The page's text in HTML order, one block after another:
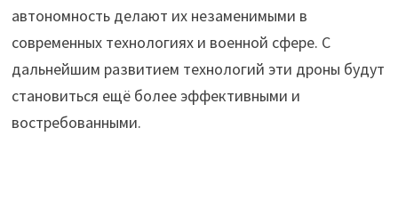
автономность делают их незаменимыми в
современных технологиях и военной сфере. С
дальнейшим развитием технологий эти дроны будут
становиться ещё более эффективными и
востребованными.